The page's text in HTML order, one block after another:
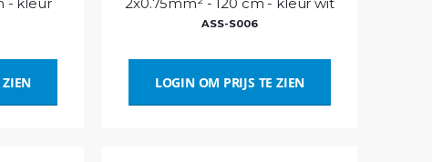
ZIEN
ASS-S006
LOGIN OM PRIJS TE ZIEN